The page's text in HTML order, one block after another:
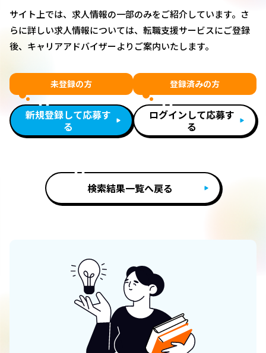
サイト上では、求人情報の一部のみをご紹介しています。さ
らに詳しい求人情報については、転職支援サービスにご登録
後、キャリアアドバイザーよりご案内いたします。
未登録の方
新規登録して応募す
る
登録済みの方
ログインして応募す
る
検索結果一覧へ戻る